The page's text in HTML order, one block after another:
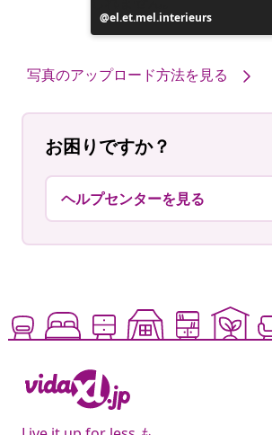
投
稿
el.et.mel.interieurs
写真のアップロード方法を見る
お困りですか？
ヘルプセンターを見る